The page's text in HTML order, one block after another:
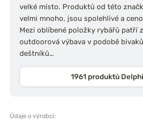
velké místo. Produktů od této
velmi mnoho, jsou spolehlivé a
Mezi oblíbené položky rybářů patří
outdoorová výbava v podobě
deštníků…
1961 produktů
Údaje o výrobci: